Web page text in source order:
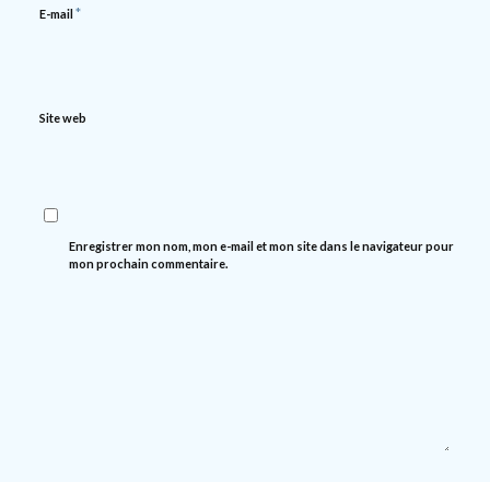
E-mail *
Site web
Enregistrer mon nom, mon e-mail et mon site dans le navigateur pour
mon prochain commentaire.